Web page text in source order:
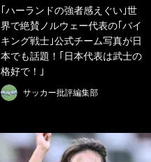
｢ハーランドの強者感えぐい｣世
界で絶賛ノルウェー代表の｢バイ
キング戦士｣公式チーム写真が日
本でも話題！｢日本代表は武士の
格好で！｣
サッカー批評編集部